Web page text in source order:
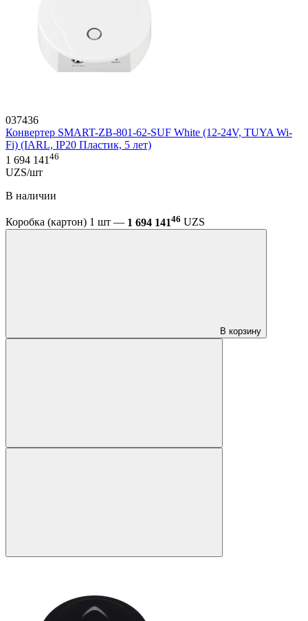
037436
Конвертер SMART-ZB-801-62-SUF White (12-24V, TUYA Wi-
Fi) (IARL, IP20 Пластик, 5 лет)
1 694 14146
UZS/шт
В наличии
Коробка (картон) 1 шт — 1 694 14146 UZS
В корзину